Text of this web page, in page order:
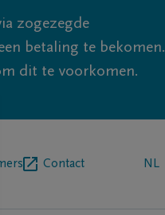
zogezegde
betaling te bekomen.
dit te voorkomen.
Contact NL